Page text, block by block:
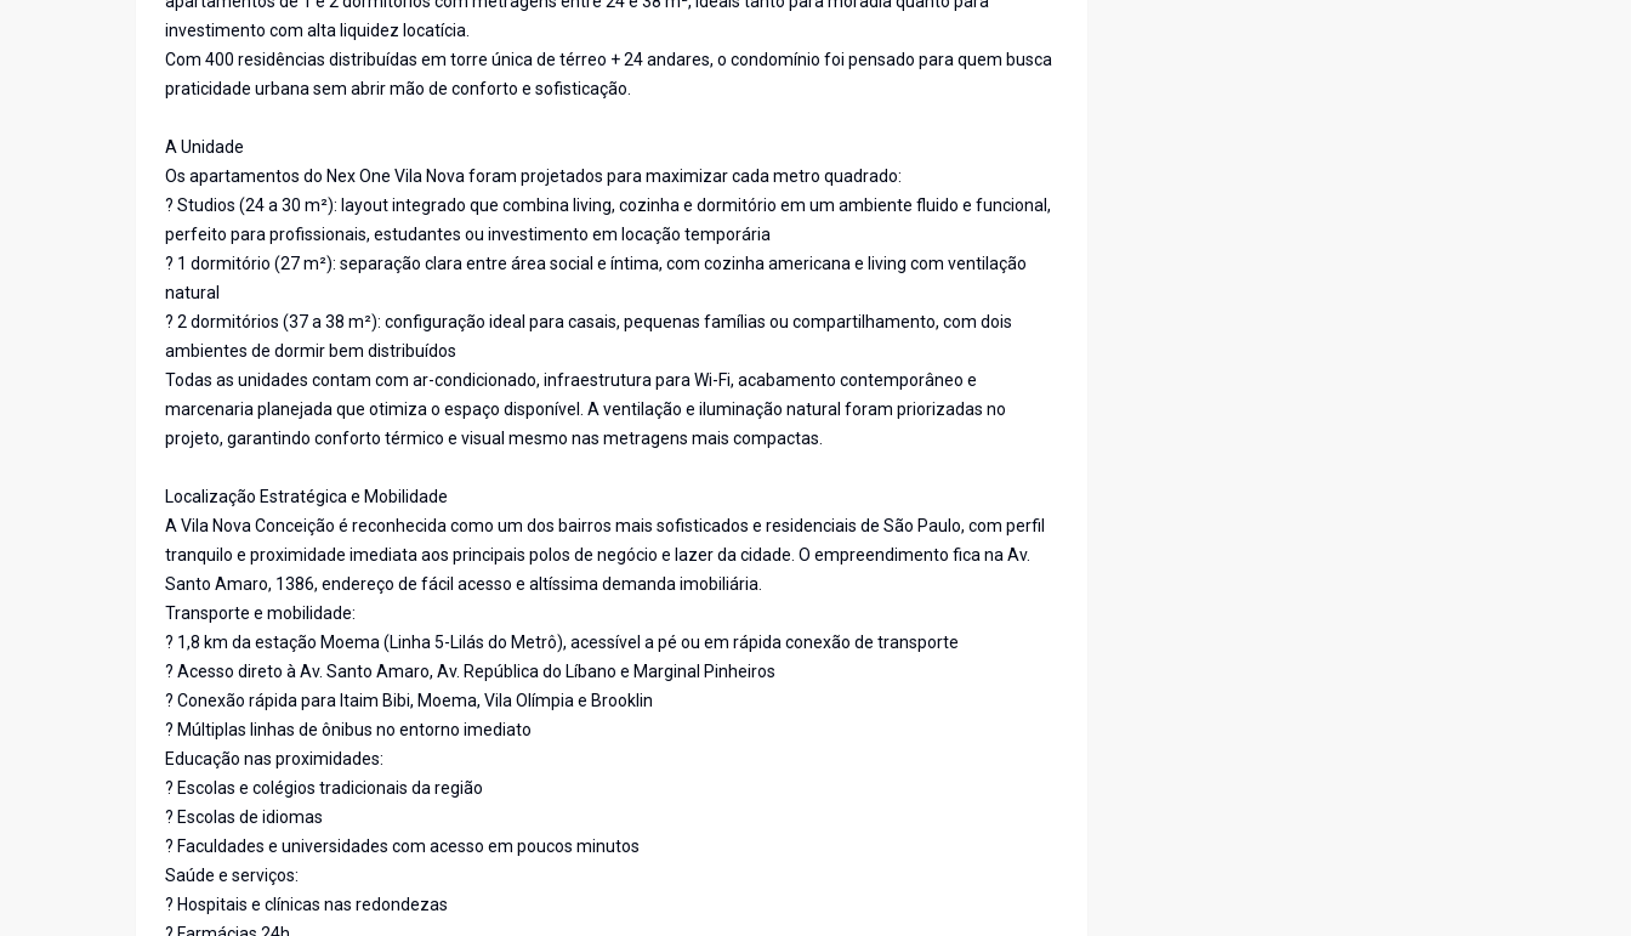
investimento com alta liquidez locatícia.
Com 400 residências distribuídas em torre única de térreo + 24 andares, o condomínio foi pensado para quem busca
praticidade urbana sem abrir mão de conforto e sofisticação.
A Unidade
Os apartamentos do Nex One Vila Nova foram projetados para maximizar cada metro quadrado:
? Studios (24 a 30 m²): layout integrado que combina living, cozinha e dormitório em um ambiente fluido e funcional,
perfeito para profissionais, estudantes ou investimento em locação temporária
? 1 dormitório (27 m²): separação clara entre área social e íntima, com cozinha americana e living com ventilação
natural
? 2 dormitórios (37 a 38 m²): configuração ideal para casais, pequenas famílias ou compartilhamento, com dois
ambientes de dormir bem distribuídos
Todas as unidades contam com ar-condicionado, infraestrutura para Wi-Fi, acabamento contemporâneo e
marcenaria planejada que otimiza o espaço disponível. A ventilação e iluminação natural foram priorizadas no
projeto, garantindo conforto térmico e visual mesmo nas metragens mais compactas.
Localização Estratégica e Mobilidade
A Vila Nova Conceição é reconhecida como um dos bairros mais sofisticados e residenciais de São Paulo, com perfil
tranquilo e proximidade imediata aos principais polos de negócio e lazer da cidade. O empreendimento fica na Av.
Santo Amaro, 1386, endereço de fácil acesso e altíssima demanda imobiliária.
Transporte e mobilidade:
? 1,8 km da estação Moema (Linha 5-Lilás do Metrô), acessível a pé ou em rápida conexão de transporte
? Acesso direto à Av. Santo Amaro, Av. República do Líbano e Marginal Pinheiros
? Conexão rápida para Itaim Bibi, Moema, Vila Olímpia e Brooklin
? Múltiplas linhas de ônibus no entorno imediato
Educação nas proximidades:
? Escolas e colégios tradicionais da região
? Escolas de idiomas
? Faculdades e universidades com acesso em poucos minutos
Saúde e serviços:
? Hospitais e clínicas nas redondezas